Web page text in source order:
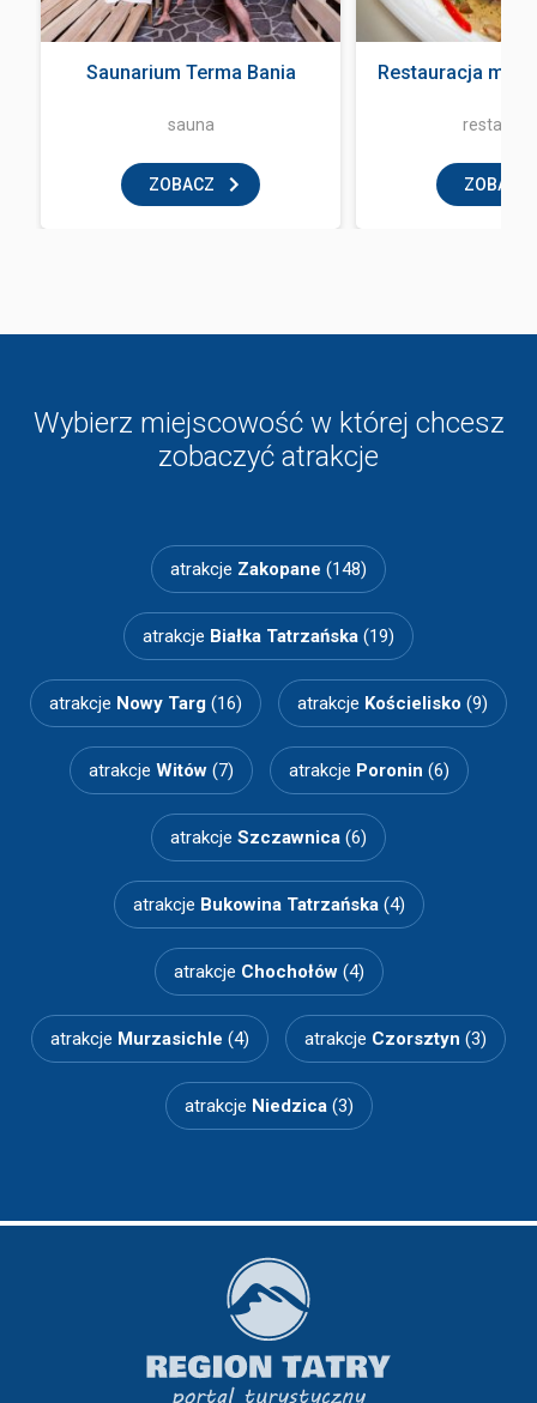
Saunarium Terma Bania
sauna
ZOBACZ
Restauracja
ZOBACZ
Wybierz miejscowość w której chcesz
zobaczyć atrakcje
atrakcje Zakopane (148)
atrakcje Białka Tatrzańska (19)
atrakcje Nowy Targ (16) atrakcje Kościelisko (9)
atrakcje Witów(7) atrakcje Poronin (6)
atrakcje Szczawnica (6)
atrakcje Bukowina Tatrzańska(4)
atrakcje Chochołów(4)
atrakcje Murzasichle (4) atrakcje Czorsztyn (3)
atrakcje Niedzica(3)